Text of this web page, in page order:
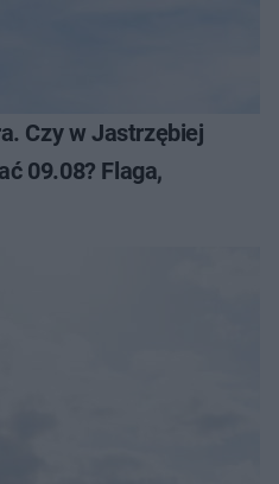
Czy w Jastrzębiej
09.08? Flaga,